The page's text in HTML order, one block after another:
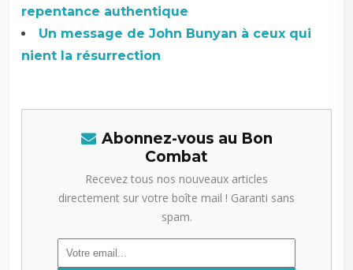
repentance authentique
Un message de John Bunyan à ceux qui
nient la résurrection
Abonnez-vous au Bon
Combat
Recevez tous nos nouveaux articles
directement sur votre boîte mail ! Garanti sans
spam.